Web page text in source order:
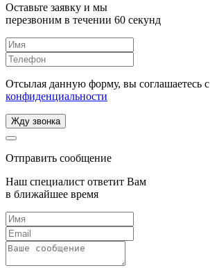
Оставьте заявку и мы
перезвоним в течении 60 секунд
Отсылая данную форму, вы соглашаетесь с
конфиденциальности
Жду звонка
Отправить сообщение
Наш специалист ответит Вам
в ближайшее время